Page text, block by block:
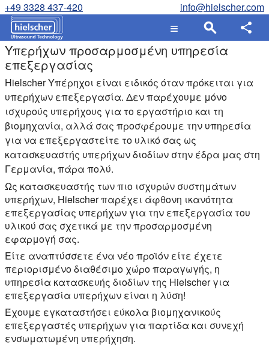
+49 3328 437-420 info@hielscher.com
Υπερήχων προσαρμοσμένη υπηρεσία
επεξεργασίας
Hielscher Υπέρηχοι είναι ειδικός όταν πρόκειται για
υπερήχων επεξεργασία. Δεν παρέχουμε μόνο
ισχυρούς υπερήχους για το εργαστήριο και τη
βιομηχανία, αλλά σας προσφέρουμε την υπηρεσία
για να επεξεργαστείτε το υλικό σας ως
κατασκευαστής υπερήχων διοδίων στην έδρα μας στη
Γερμανία, πάρα πολύ.
Ως κατασκευαστής των πιο ισχυρών συστημάτων
υπερήχων, Hielscher παρέχει άφθονη ικανότητα
επεξεργασίας υπερήχων για την επεξεργασία του
υλικού σας σχετικά με την προσαρμοσμένη
εφαρμογή σας.
Είτε αναπτύσσετε ένα νέο προϊόν είτε έχετε
περιορισμένο διαθέσιμο χώρο παραγωγής, η
υπηρεσία κατασκευής διοδίων της Hielscher για
επεξεργασία υπερήχων είναι η λύση!
Έχουμε εγκαταστήσει εύκολα βιομηχανικούς
επεξεργαστές υπερήχων για παρτίδα και συνεχή
ενσωματωμένη υπερήχηση.